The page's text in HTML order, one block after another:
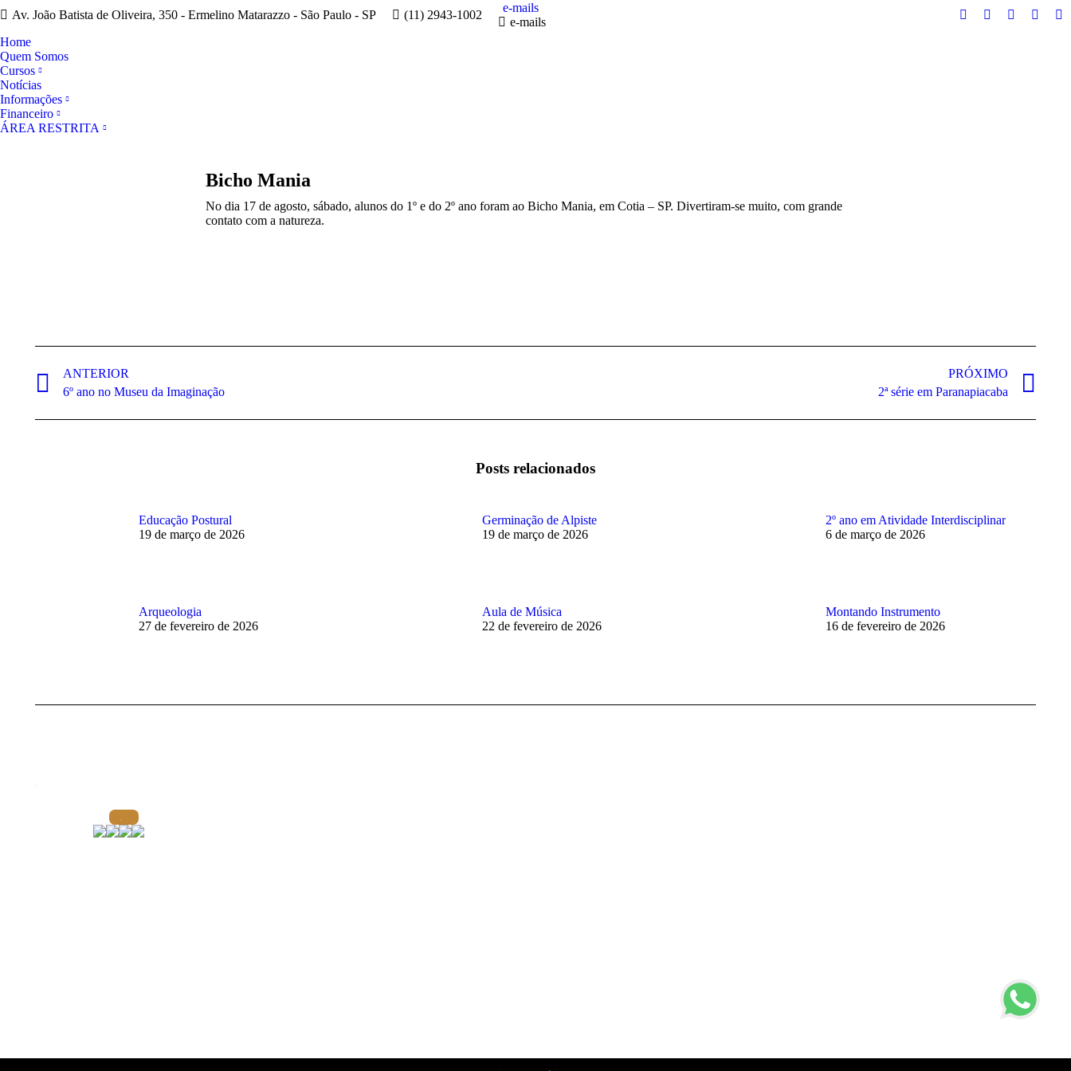
Av. João Batista de Oliveira, 350 - Ermelino Matarazzo - São Paulo - SP (11) 2943-1002
e-mails
e-mails
FacebookInstagram
Twitter
Home
Quem Somos
Cursos
Notícias
Informações
Financeiro
ÁREA RESTRITA
Bicho Mania
No dia 17 de agosto, sábado, alunos do 1º e do 2º ano foram ao Bicho Mania, em Cotia – SP. Divertiram-se muito, com grande
contato com a natureza.
de
post:
ANTERIOR
Post
6º ano no Museu da Imaginação
PRÓXIMO
2ª série em Paranapiacaba
Posts relacionados
Educação Postural
19 de março de 2026
Germinação de Alpiste
19 de março de 2026
2º ano em Atividade Interdisciplinar
6 de março de 2026
Arqueologia
27 de fevereiro de 2026
Aula de Música
22 de fevereiro de 2026
Montando Instrumento
16 de fevereiro de 2026